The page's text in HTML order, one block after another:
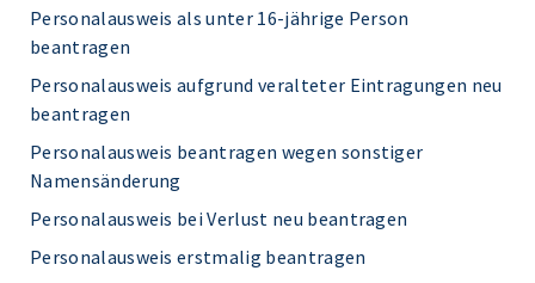
Personalausweis als unter 16-jährige Person
beantragen
Personalausweis aufgrund veralteter Eintragungen neu
beantragen
Personalausweis beantragen wegen sonstiger
Namensänderung
Personalausweis bei Verlust neu beantragen
Personalausweis erstmalig beantragen